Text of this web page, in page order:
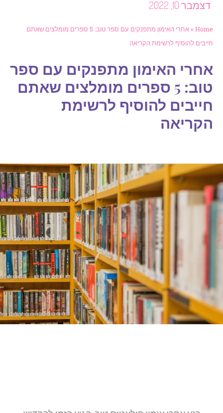
10, 2022
»
אחרי האימון מתפנקים עם ספר טוב: 5 ספרים מומלצים שאתם
להוסיף לרשימת הקריאה
האימון מתפנקים עם ספר
טוב: 5 ספרים מומלצים שאתם
להוסיף לרשימת